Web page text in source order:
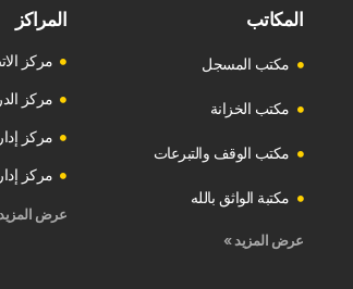
المكاتب
مكتب المسجل
مكتب الخزانة
مكتب الوقف والتبرعات
مكتبة الواثق بالله
عرض المزيد »
المراكز
مركز
مركز
مركز
مركز
عرض